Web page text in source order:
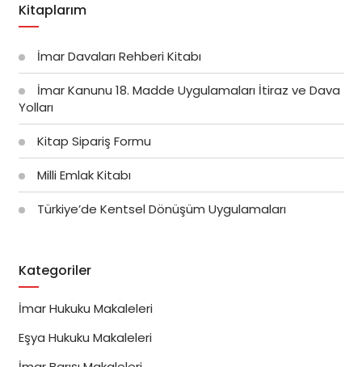
Kitaplarım
İmar Davaları Rehberi Kitabı
İmar Kanunu 18. Madde Uygulamaları İtiraz ve Dava
Yolları
Kitap Sipariş Formu
Milli Emlak Kitabı
Türkiye’de Kentsel Dönüşüm Uygulamaları
Kategoriler
İmar Hukuku Makaleleri
Eşya Hukuku Makaleleri